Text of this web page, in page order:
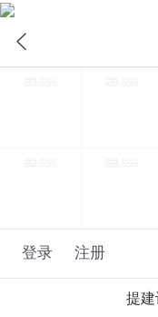
登录 注册
提建